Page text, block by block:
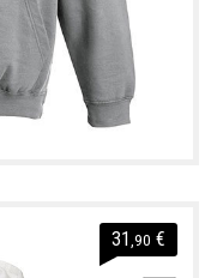
31 ,90 €